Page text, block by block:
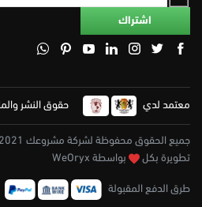
معتمد لدي حقوق النشر
تطويرة بكل
بواسطة WeOryx
طرق الدفع المقبولة